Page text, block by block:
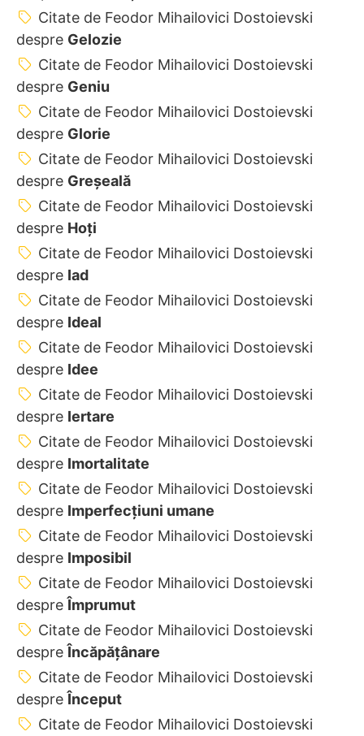
Citate de Feodor Mihailovici Dostoievski
despre Gelozie
Citate de Feodor Mihailovici Dostoievski
despre Geniu
Citate de Feodor Mihailovici Dostoievski
despre Glorie
Citate de Feodor Mihailovici Dostoievski
despre Greșeală
Citate de Feodor Mihailovici Dostoievski
despre Hoţi
Citate de Feodor Mihailovici Dostoievski
despre Iad
Citate de Feodor Mihailovici Dostoievski
despre Ideal
Citate de Feodor Mihailovici Dostoievski
despre Idee
Citate de Feodor Mihailovici Dostoievski
despre Iertare
Citate de Feodor Mihailovici Dostoievski
despre Imortalitate
Citate de Feodor Mihailovici Dostoievski
despre Imperfecțiuni umane
Citate de Feodor Mihailovici Dostoievski
despre Imposibil
Citate de Feodor Mihailovici Dostoievski
despreÎmprumut
Citate de Feodor Mihailovici Dostoievski
despreÎncăpățânare
Citate de Feodor Mihailovici Dostoievski
despreÎnceput
Citate de Feodor Mihailovici Dostoievski